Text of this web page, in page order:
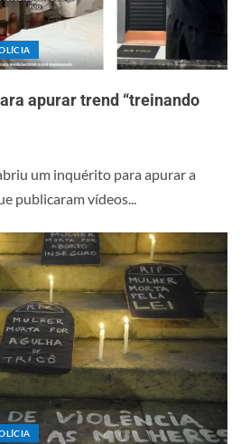
apurar trend “treinando
um inquérito para apurar a
publicaram vídeos...